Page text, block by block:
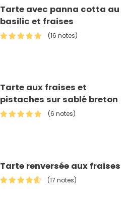
Tarte avec panna cotta au
basilic et fraises
(16 notes)
Tarte aux fraises et
pistaches sur sablé breton
(6 notes)
Tarte renversée aux fraises
(17 notes)